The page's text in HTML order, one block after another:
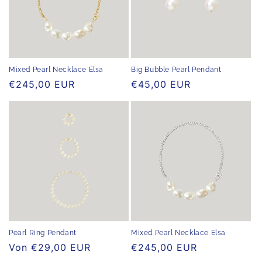
Mixed Pearl Necklace Elsa
Normaler
Preis
€245,00 EUR
Big Bubble Pearl Pendant
Normaler
Preis
€45,00 EUR
Pearl Ring Pendant
Normaler
Von €29,00 EUR
Mixed Pearl Necklace Elsa
Normaler
€245,00 EUR